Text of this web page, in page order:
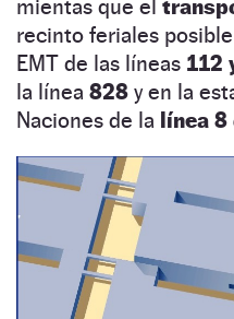
mientas que el
recinto feriales
EMT de las líneas 112
la línea 828 y en la
Naciones de la línea 8